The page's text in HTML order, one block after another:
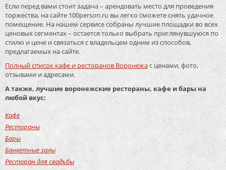
Если перед вами стоит задача – арендовать место для проведения
торжества, на сайте 100person.ru вы легко сможете снять удачное
помещение. На нашем сервисе собраны лучшие площадки во всех
ценовых сегментах – остается только выбрать приглянувшуюся по
стилю и цене и связаться с владельцем одним из способов,
предлагаемых на сайте.
Полный список кафе и ресторанов Воронежас ценами, фото,
отзывами и адресами.
А также, лучшие воронежские рестораны, кафе и бары на
любой вкус:
Кафе
Рестораны
Бары
Банкетные залы
Ресторан для свадьбы